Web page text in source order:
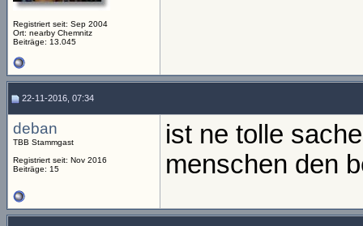
Registriert seit: Sep 2004
Ort: nearby Chemnitz
Beiträge: 13.045
22-11-2016, 07:34
deban
TBB Stammgast
Registriert seit: Nov 2016
Beiträge: 15
ist ne tolle
menschen den